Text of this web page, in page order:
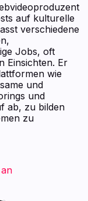
auf kulturelle
verschiedene
Jobs, oft
Einsichten. Er
wie
und
und
ab, zu bilden
zu